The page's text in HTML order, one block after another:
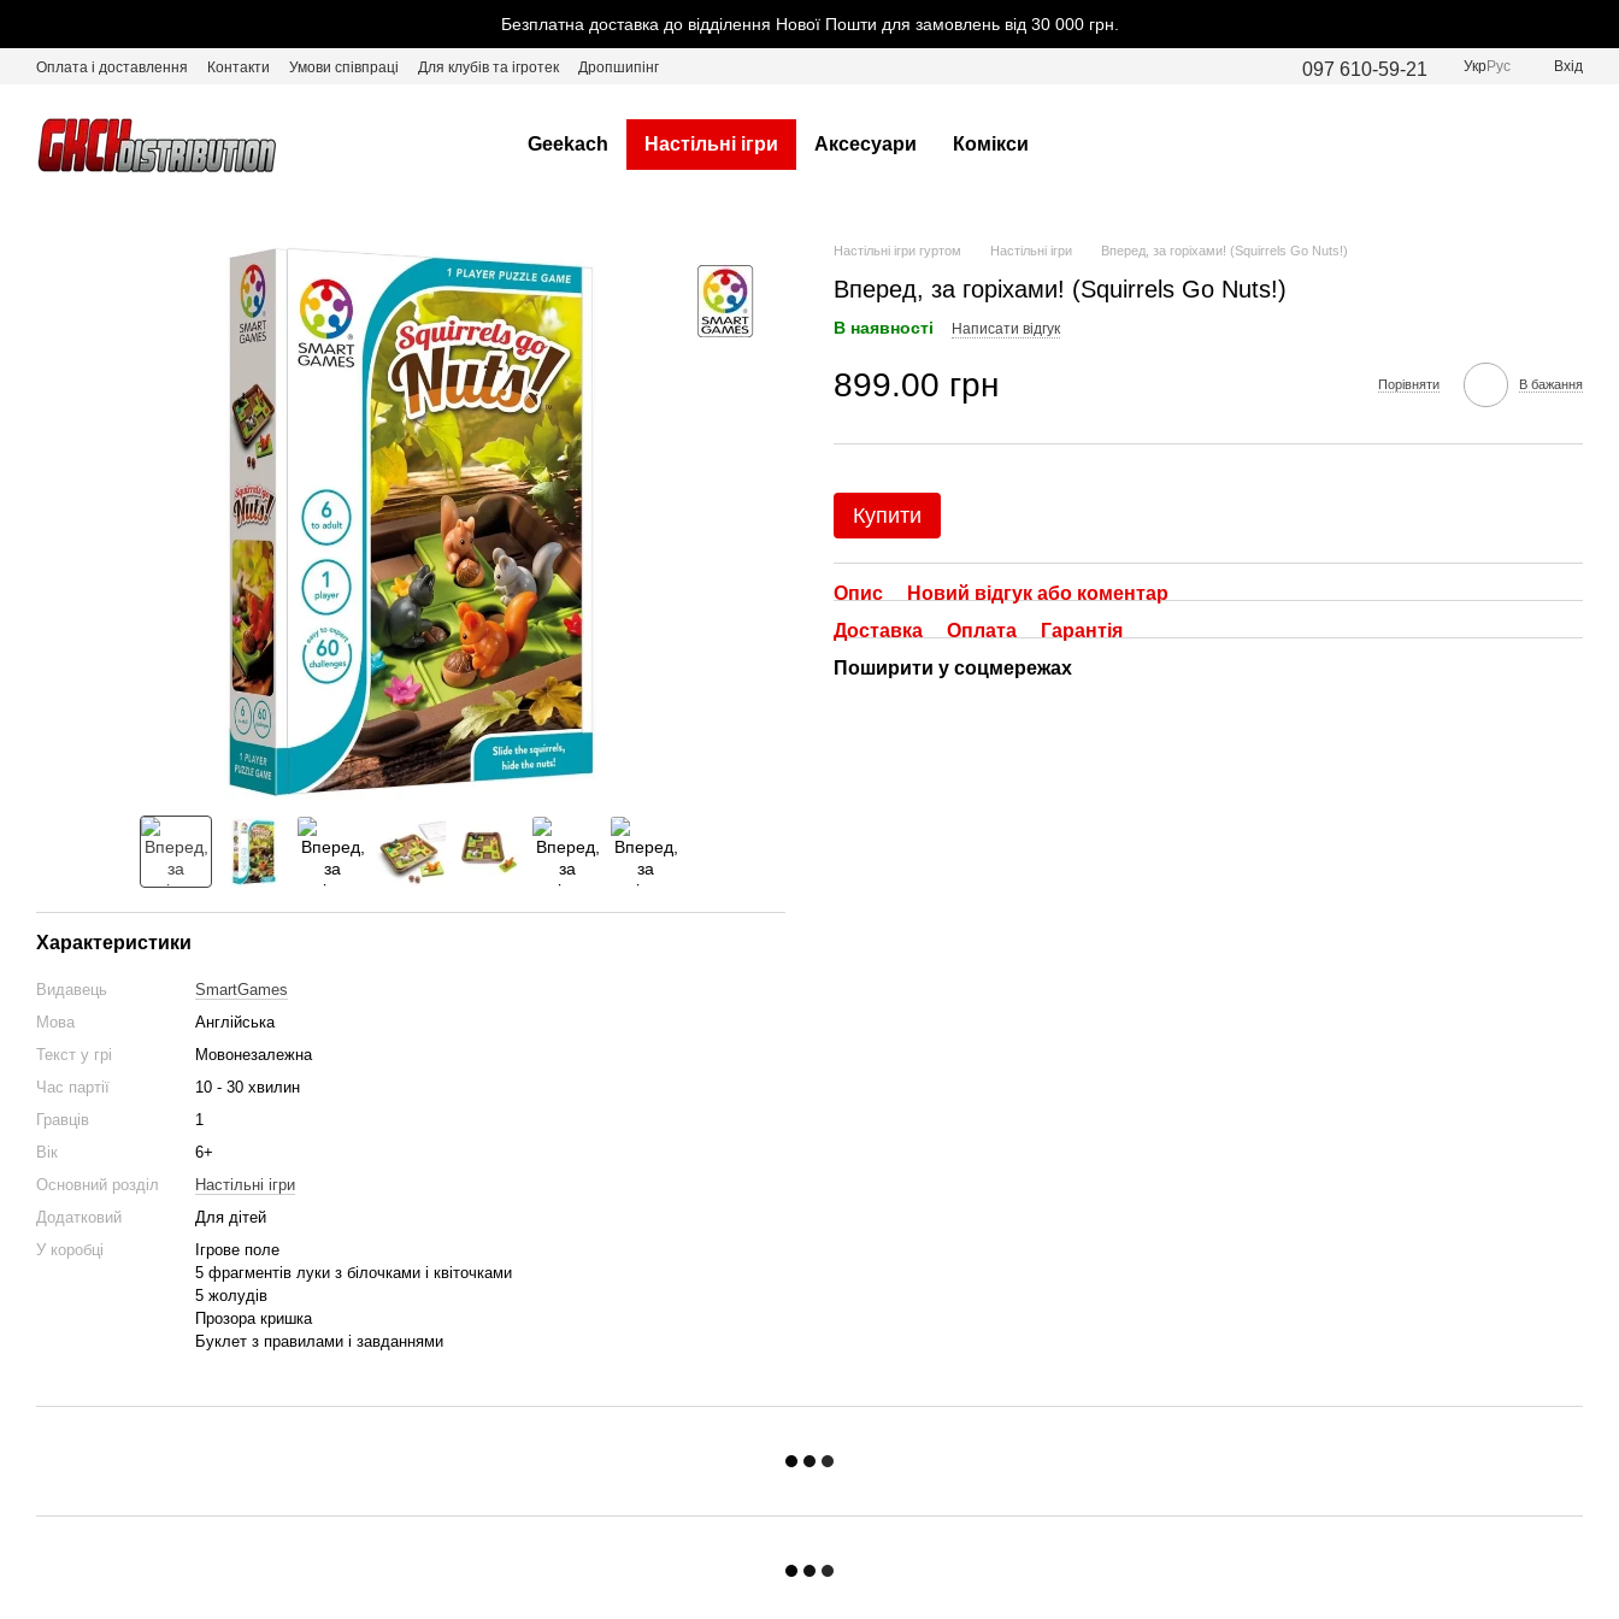
Безплатна доставка до відділення Нової Пошти для замовлень від 30 000 грн.
Оплата і доставлення Контакти Умови співпраці Для клубів та ігротек Дропшипінг 097 610-59-21 УкрРус Вхід
Geekach Настільні ігри Аксесуари Комікси
Характеристики
Видавець
SmartGames
Мова
Англійська
Текст у грі
Мовонезалежна
Час партії
10 - 30 хвилин
Гравців
1
Вік
6+
Основний розділ
Настільні ігри
Додатковий
Для дітей
У коробці
Ігрове поле
5 фрагментів луки з білочками і квіточками
5 жолудів
Прозора кришка
Буклет з правилами і завданнями
Настільні ігри гуртом Настільні ігри Вперед, за горіхами! (Squirrels Go Nuts!)
Вперед, за горіхами! (Squirrels Go Nuts!)
В наявності Написати відгук
899.00 грн Порівняти В бажання
Купити
Опис
Новий відгук або коментар
Доставка
Оплата
Гарантія
Поширити у соцмережах